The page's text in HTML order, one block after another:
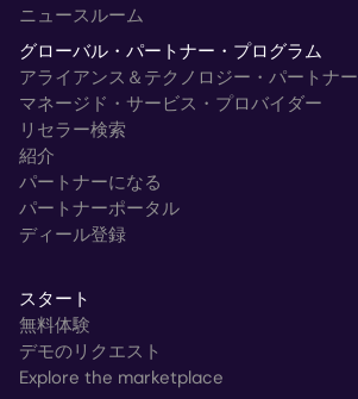
ニュースルーム
グローバル・パートナー・プログラム
アライアンス＆テクノロジー・パートナー
マネージド・サービス・プロバイダー
リセラー検索
紹介
パートナーになる
パートナーポータル
ディール登録
スタート
無料体験
デモのリクエスト
Explore the marketplace